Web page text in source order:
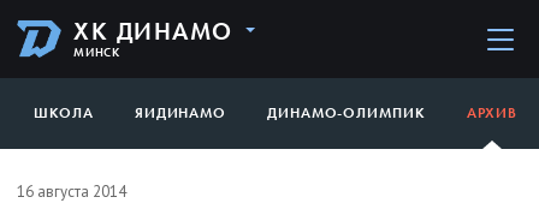
ХК ДИНАМО
МИНСК
ШКОЛА ЯИДИНАМО ДИНАМО-ОЛИМПИК АРХИВ
16 августа 2014